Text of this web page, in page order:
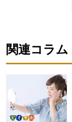
関連コラム